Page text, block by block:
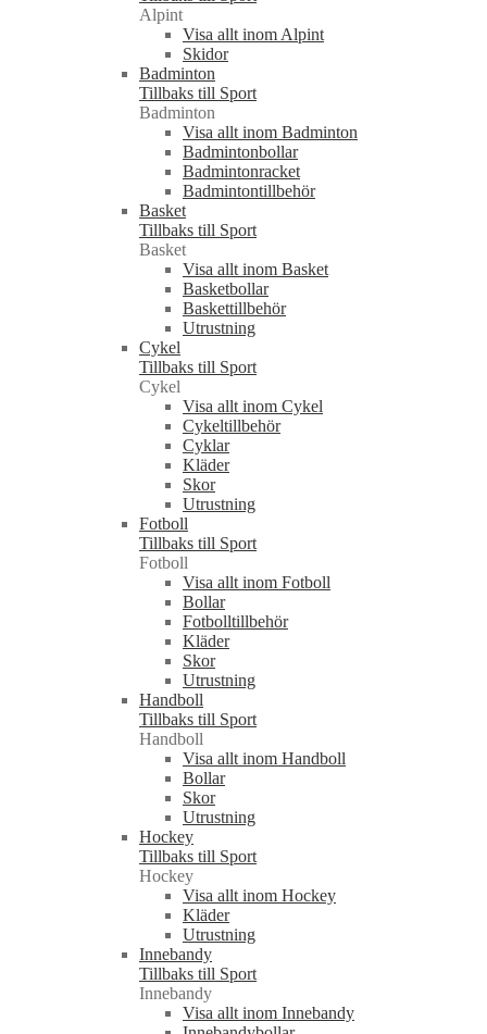
Alpint
Visa allt inom Alpint
Skidor
Badminton
Tillbaks till Sport
Badminton
Visa allt inom Badminton
Badmintonbollar
Badmintonracket
Badmintontillbehör
Basket
Tillbaks till Sport
Basket
Visa allt inom Basket
Basketbollar
Baskettillbehör
Utrustning
Cykel
Tillbaks till Sport
Cykel
Visa allt inom Cykel
Cykeltillbehör
Cyklar
Kläder
Skor
Utrustning
Fotboll
Tillbaks till Sport
Fotboll
Visa allt inom Fotboll
Bollar
Fotbolltillbehör
Kläder
Skor
Utrustning
Handboll
Tillbaks till Sport
Handboll
Visa allt inom Handboll
Bollar
Skor
Utrustning
Hockey
Tillbaks till Sport
Hockey
Visa allt inom Hockey
Kläder
Utrustning
Innebandy
Tillbaks till Sport
Innebandy
Visa allt inom Innebandy